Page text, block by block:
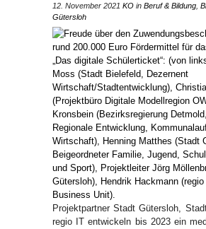
12. November 2021 KO in Beruf & Bildung
Gütersloh
Projektpartner Stadt Gütersloh,
regio IT entwickeln bis 2023 ein